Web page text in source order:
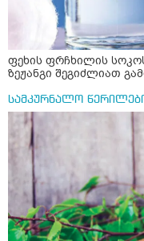
ფეხის ფრჩხილის
ზეჟანგი შეგიძლიათ
სამკურნალო